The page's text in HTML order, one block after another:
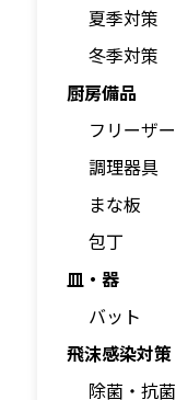
夏季対策
冬季対策
厨房備品
フリーザー
調理器具
まな板
包丁
皿・器
バット
飛沫感染対策
除菌・抗菌